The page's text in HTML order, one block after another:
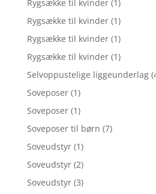
Rygsække til kvinder (1)
Rygsække til kvinder (1)
Rygsække til kvinder (1)
Rygsække til kvinder (1)
Selvoppustelige liggeunderlag
Soveposer (1)
Soveposer (1)
Soveposer til børn (7)
Soveudstyr (1)
Soveudstyr (2)
Soveudstyr (3)